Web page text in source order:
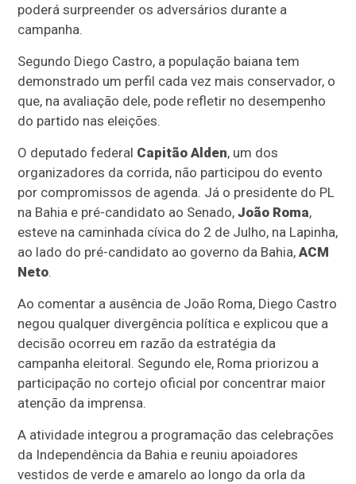
poderá surpreender os adversários durante a
campanha.
Segundo Diego Castro, a população baiana tem
demonstrado um perfil cada vez mais conservador, o
que, na avaliação dele, pode refletir no desempenho
do partido nas eleições.
O deputado federal Capitão Alden, um dos
organizadores da corrida, não participou do evento
por compromissos de agenda. Já o presidente do PL
na Bahia e pré-candidato ao Senado,João Roma,
esteve na caminhada cívica do 2 de Julho, na Lapinha,
ao lado do pré-candidato ao governo da Bahia,ACM
Neto.
Ao comentar a ausência de João Roma, Diego Castro
negou qualquer divergência política e explicou que a
decisão ocorreu em razão da estratégia da
campanha eleitoral. Segundo ele, Roma priorizou a
participação no cortejo oficial por concentrar maior
atenção da imprensa.
A atividade integrou a programação das celebrações
da Independência da Bahia e reuniu apoiadores
vestidos de verde e amarelo ao longo da orla da